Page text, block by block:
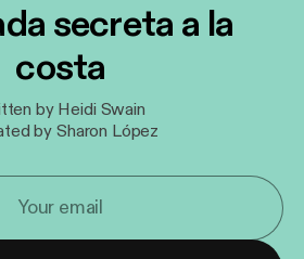
secreta a la
costa
by Heidi Swain
by Sharon López